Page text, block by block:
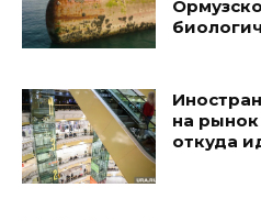
на
откуда